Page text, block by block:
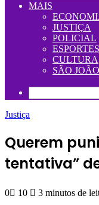
MAIS
JUSTIÇA
POLICIAL
ESPORTES
CULTURA
SÃO JOÃO
Justiça
Querem
tentativa”
0 10 3 minutos de